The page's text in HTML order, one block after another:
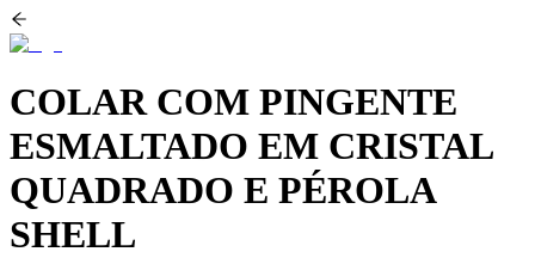
COLAR COM PINGENTE
ESMALTADO EM CRISTAL
QUADRADO E PÉROLA
SHELL